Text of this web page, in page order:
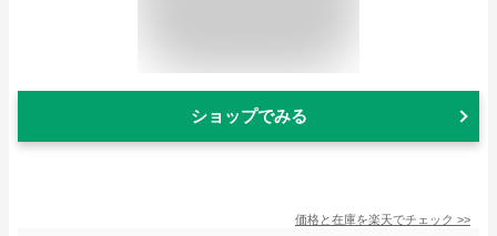
ショップでみる
価格と在庫を楽天でチェック >>